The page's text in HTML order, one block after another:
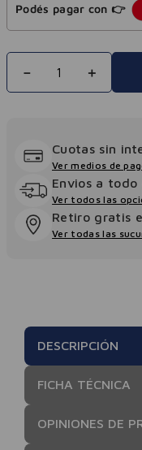
Podés pagar con 👉
＋
－
Cuotas sin
Ver medios de
Envios a todo
Ver todos las
Retiro gratis
Ver todas las
DESCRIPCIÓN
FICHA TÉCNICA
OPINIONES DE